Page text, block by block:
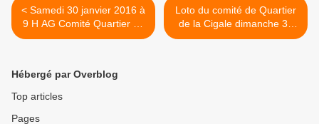
< Samedi 30 janvier 2016 à
9 H AG Comité Quartier de
Villeverte à Nîmes
Loto du comité de Quartier
de la Cigale dimanche 31
janvier >
Hébergé par Overblog
Top articles
Pages